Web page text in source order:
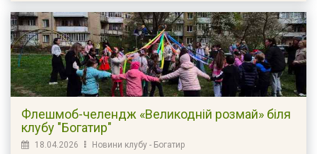
Флешмоб-челендж «Великодній розмай» біля
клубу "Богатир"
18.04.2026
Новини клубу - Богатир